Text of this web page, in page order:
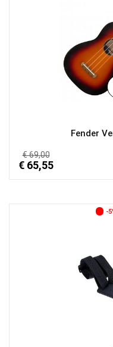
Fender
€ 69,00
€ 65,55
-